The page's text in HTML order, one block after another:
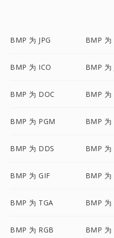
BMP 为 JPG BMP 为
BMP 为 ICO BMP 为
BMP 为 DOC BMP 为
BMP 为 PGM BMP 为
BMP 为 DDS BMP 为
BMP 为 GIF BMP 为
BMP 为 TGA BMP 为
BMP 为 RGB BMP 为